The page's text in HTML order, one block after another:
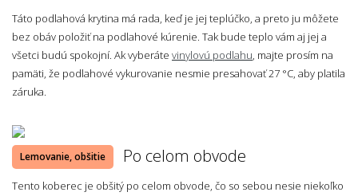
Táto podlahová krytina má rada, keď je jej teplúčko, a preto ju môžete
bez obáv položiť na podlahové kúrenie. Tak bude teplo vám aj jej a
všetci budú spokojní. Ak vyberáte vinylovú podlahu, majte prosím na
pamäti, že podlahové vykurovanie nesmie presahovať 27 °C, aby platila
záruka.
Lemovanie, obšitie Po celom obvode
Tento koberec je obšitý po celom obvode, čo so sebou nesie niekoľko